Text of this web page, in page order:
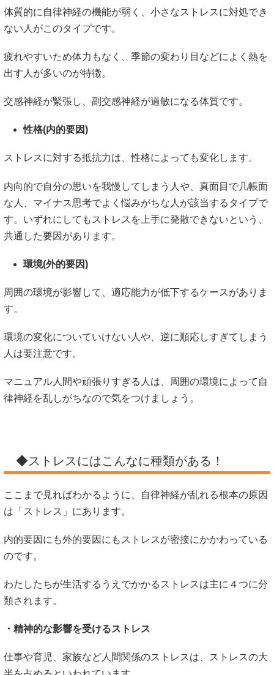
体質的に自律神経の機能が弱く、小さなストレスに対処でき
ない人がこのタイプです。
疲れやすいため体力もなく、季節の変わり目などによく熱を
出す人が多いのが特徴。
交感神経が緊張し、副交感神経が過敏になる体質です。
性格(内的要因)
ストレスに対する抵抗力は、性格によっても変化します。
内向的で自分の思いを我慢してしまう人や、真面目で几帳面
な人、マイナス思考でよく悩みがちな人が該当するタイプで
す。いずれにしてもストレスを上手に発散できないという、
共通した要因があります。
環境(外的要因)
周囲の環境が影響して、適応能力が低下するケースがありま
す。
環境の変化についていけない人や、逆に順応しすぎてしまう
人は要注意です。
マニュアル人間や頑張りすぎる人は、周囲の環境によって自
律神経を乱しがちなので気をつけましょう。
◆ストレスにはこんなに種類がある！
ここまで見ればわかるように、自律神経が乱れる根本の原因
は「ストレス」にあります。
内的要因にも外的要因にもストレスが密接にかかわっている
のです。
わたしたちが生活するうえでかかるストレスは主に４つに分
類されます。
・精神的な影響を受けるストレス
仕事や育児、家族など人間関係のストレスは、ストレスの大